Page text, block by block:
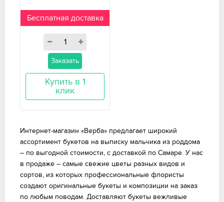
Бесплатная доставка
Заказать
Купить в 1
клик
Интернет-магазин «Верба» предлагает широкий
ассортимент букетов на выписку мальчика из роддома
– по выгодной стоимости, с доставкой по Самаре. У нас
в продаже – самые свежие цветы разных видов и
сортов, из которых профессиональные флористы
создают оригинальные букеты и композиции на заказ
по любым поводам. Доставляют букеты вежливые